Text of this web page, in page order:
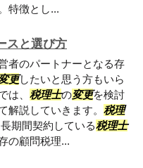
特徴とし...
スと選び方
者のパートナーとなる存
更したいと思う方もいら
は、 税理士の変更を検討
解説していきます。 税理
期間契約している税理士
の顧問税理...